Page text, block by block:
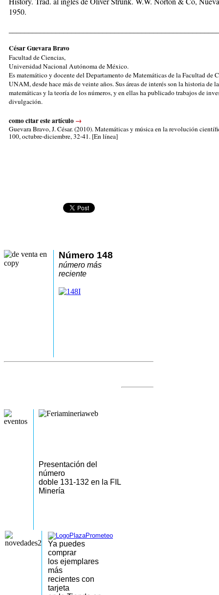
1950.
César Guevara Bravo
Facultad de Ciencias,
Universidad Nacional Autónoma de México.
Es matemático y docente del Departamento de Matemáticas de la Facultad de
UNAM, desde hace más de veinte años. Sus áreas de interés son la historia de
matemáticas y la teoría de los números, y en ellas ha publicado trabajos de
divulgación.
como citar este artículo →
Guevara Bravo, J. César.(2010). Matemáticas y música en la revolución
100, octubre-diciembre, 32-41. [En línea]
Número 148
número más
reciente
Presentación del
número
doble 131-132 en la FIL
Minería
Ya puedes
comprar
los ejemplares
más
recientes con
tarjeta